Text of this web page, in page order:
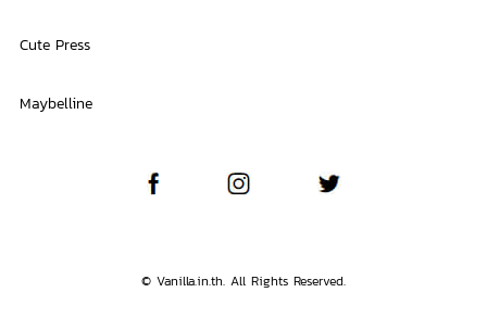
Cute Press
Maybelline
© Vanilla.in.th. All Rights Reserved.